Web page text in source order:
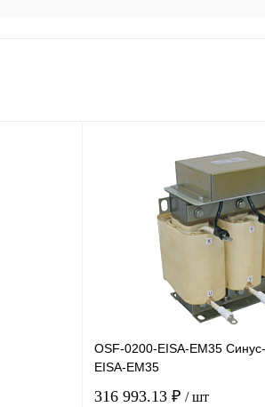
OSF-0200-EISA-EM35
EISA-EM35
316 993.13 ₽ / шт